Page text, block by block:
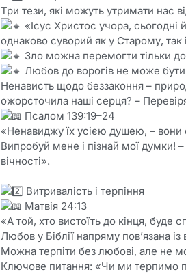
Три тези, які можуть утримати нас
«Ісус Христос учора,
однаково суворий як у Старому, так
Зло можна перемогти тільки
Любов до ворогів не може
Ненависть щодо беззаконня –
ожорсточила наші серця? –
Псалом 139:19–24
«Ненавиджу їх усією душею, –
Випробуй мене і пізнай мої думки!
вічності».
Витривалість і терпіння
Матвія 24:13
«А той, хто вистоїть до кінця, буде
Любов у Біблії напряму повʼязана
Можна терпіти без любові, але не
Ключове питання: «Чи ми терпимо